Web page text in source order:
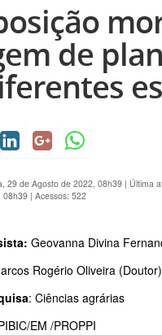
de
29 de Agosto de 2022, 08h39 | Última
08h39 | Acessos: 522
Geovanna Divina
Rogério Oliveira (Doutor)
: Ciências agrárias
EM /PROPPI